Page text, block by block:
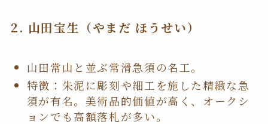
2. 山田宝生（やまだ ほうせい）
山田常山と並ぶ常滑急須の名工。
特徴：朱泥に彫刻や細工を施した精緻な急
須が有名。美術品的価値が高く、オークシ
ョンでも高額落札が多い。